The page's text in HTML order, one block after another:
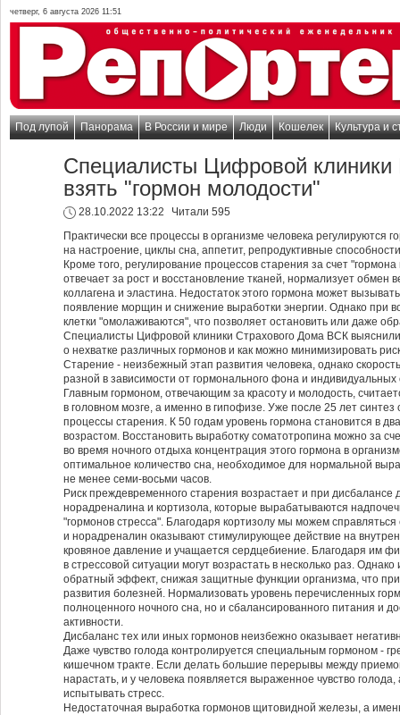
четверг, 6 августа 2026 11:51
Под лупой Панорама В России и мире Люди Кошелек Культура и
Специалисты Цифровой
взять "гормон молодости"
28.10.2022 13:22
Читали 595
Практически все процессы в организме человека регулируются
на настроение, циклы сна, аппетит, репродуктивные
Кроме того, регулирование процессов старения за счет
отвечает за рост и восстановление тканей, нормализует обмен
коллагена и эластина. Недостаток этого гормона может
появление морщин и снижение выработки энергии. Однако при
клетки "омолаживаются", что позволяет остановить или даже
Специалисты Цифровой клиники Страхового Дома ВСК
о нехватке различных гормонов и как можно минимизировать
Старение - неизбежный этап развития человека, однако
разной в зависимости от гормонального фона и индивидуальных
Главным гормоном, отвечающим за красоту и молодость,
в головном мозге, а именно в гипофизе. Уже после 25 лет
процессы старения. К 50 годам уровень гормона становится в
возрастом. Восстановить выработку соматотропина можно за
во время ночного отдыха концентрация этого гормона в
оптимальное количество сна, необходимое для нормальной
не менее семи-восьми часов.
Риск преждевременного старения возрастает и при
норадреналина и кортизола, которые вырабатываются
"гормонов стресса". Благодаря кортизолу мы можем
и норадреналин оказывают стимулирующее действие на
кровяное давление и учащается сердцебиение. Благодаря им
в стрессовой ситуации могут возрастать в несколько раз.
обратный эффект, снижая защитные функции организма, что
развития болезней. Нормализовать уровень перечисленных
полноценного ночного сна, но и сбалансированного питания и
активности.
Дисбаланс тех или иных гормонов неизбежно оказывает
Даже чувство голода контролируется специальным гормоном -
кишечном тракте. Если делать большие перерывы между
нарастать, и у человека появляется выраженное чувство
испытывать стресс.
Недостаточная выработка гормонов щитовидной железы, а